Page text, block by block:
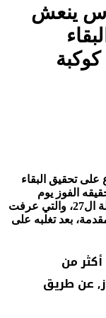
ينعش
تحقيق البقاء
الفوز يوم
السبت، على الضيف اتحاد بسكرة، ضمن الجولة ال27، والتي عرفت
بعد تغلبه على
من
عن طريق